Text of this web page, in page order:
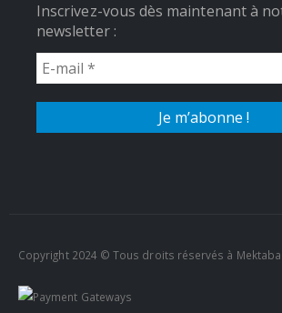
Inscrivez-vous dès maintenant à
newsletter :
Copyright 2024 © Tous droits réservés à Mektaba